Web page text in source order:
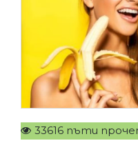
33616 пъти